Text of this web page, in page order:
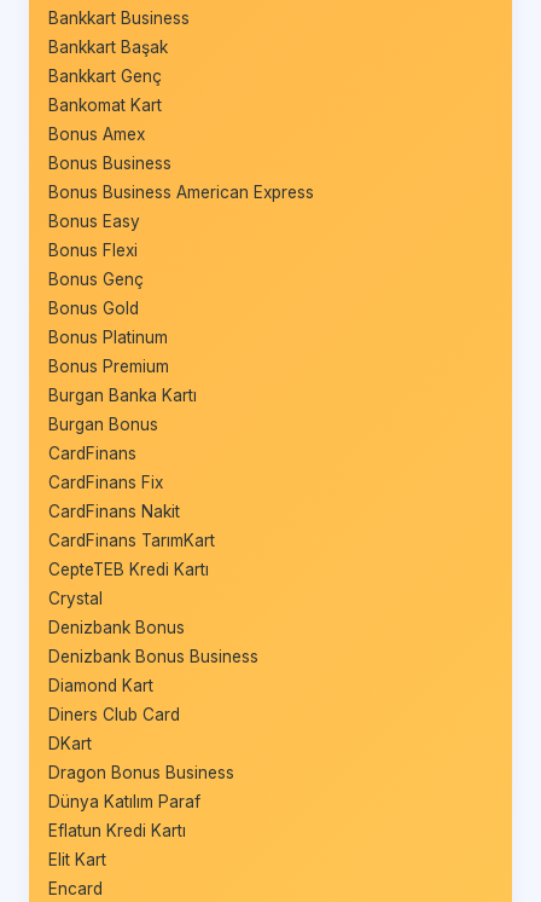
Bankkart Business
Bankkart Başak
Bankkart Genç
Bankomat Kart
Bonus Amex
Bonus Business
Bonus Business American Express
Bonus Easy
Bonus Flexi
Bonus Genç
Bonus Gold
Bonus Platinum
Bonus Premium
Burgan Banka Kartı
Burgan Bonus
CardFinans
CardFinans Fix
CardFinans Nakit
CardFinans TarımKart
CepteTEB Kredi Kartı
Crystal
Denizbank Bonus
Denizbank Bonus Business
Diamond Kart
Diners Club Card
DKart
Dragon Bonus Business
Dünya Katılım Paraf
Eflatun Kredi Kartı
Elit Kart
Encard